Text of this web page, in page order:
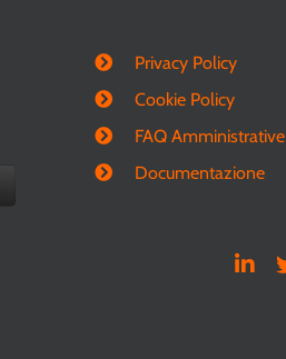
Privacy Policy
Cookie Policy
FAQ Amministrative
Documentazione